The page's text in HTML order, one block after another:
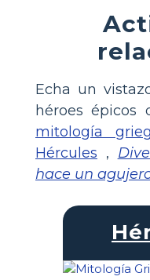
Echa un
héroes épicos
mitología
Hércules ,
hace un